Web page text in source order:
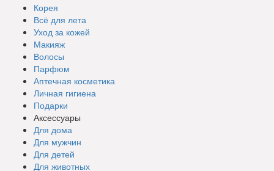
Корея
Всё для лета
Уход за кожей
Макияж
Волосы
Парфюм
Аптечная косметика
Личная гигиена
Подарки
Аксессуары
Для дома
Для мужчин
Для детей
Для животных